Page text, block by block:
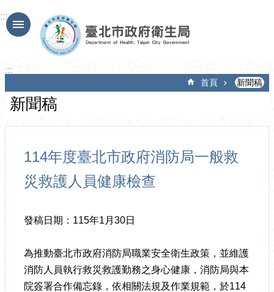
跳到主要內容區塊
:::
:::
首頁 新聞稿
新聞稿
114年度臺北市政府消防局一般救
災救護人員健康檢查
發稿日期：115年1月30日
為推動臺北市政府消防局職業安全衛生政策，並維護
消防人員執行救災救護勤務之身心健康，消防局與本
院簽署合作備忘錄，依相關法規及作業規範，於114